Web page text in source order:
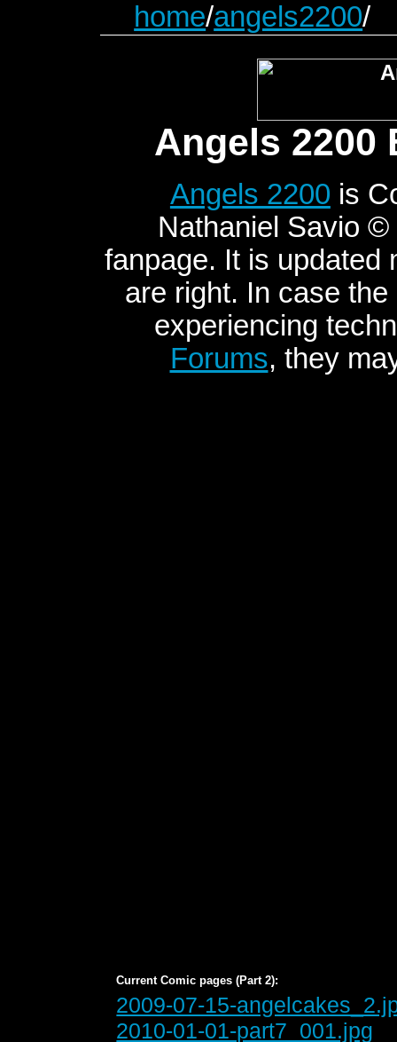
home/angels2200/
Angels 2200
Angels 2200 is
Nathaniel Savio
fanpage. It is updated
are right. In case
experiencing
Forums, they
Current Comic pages (Part 2):
2009-07-15-
2010-01-01-part7_001.jpg